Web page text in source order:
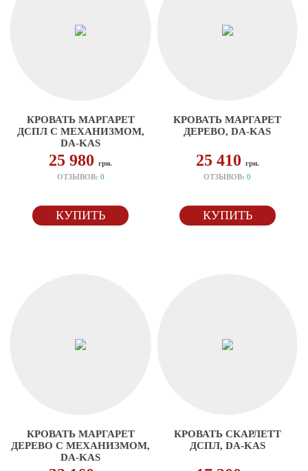
КРОВАТЬ МАРГАРЕТ
ДСПЛ С МЕХАНИЗМОМ,
DA-KAS
25 980грн.
ОТЗЫВОВ: 0
КУПИТЬ
КРОВАТЬ МАРГАРЕТ
ДЕРЕВО, DA-KAS
25 410 грн.
ОТЗЫВОВ:0
КУПИТЬ
КРОВАТЬ МАРГАРЕТ
ДЕРЕВО С МЕХАНИЗМОМ,
DA-KAS
КРОВАТЬ СКАРЛЕТТ
ДСПЛ, DA-KAS